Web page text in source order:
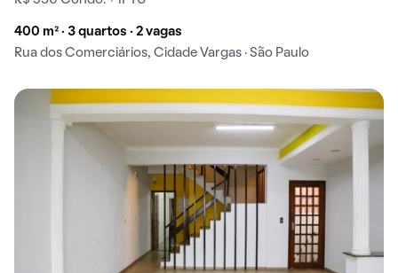
400 m² · 3 quartos · 2 vagas
Rua dos Comerciários, Cidade Vargas · São Paulo